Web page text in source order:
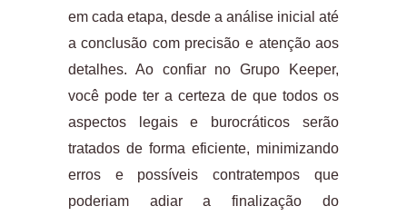
em cada etapa, desde a análise inicial até
a conclusão com precisão e atenção aos
detalhes. Ao confiar no Grupo Keeper,
você pode ter a certeza de que todos os
aspectos legais e burocráticos serão
tratados de forma eficiente, minimizando
erros e possíveis contratempos que
poderiam adiar a finalização do